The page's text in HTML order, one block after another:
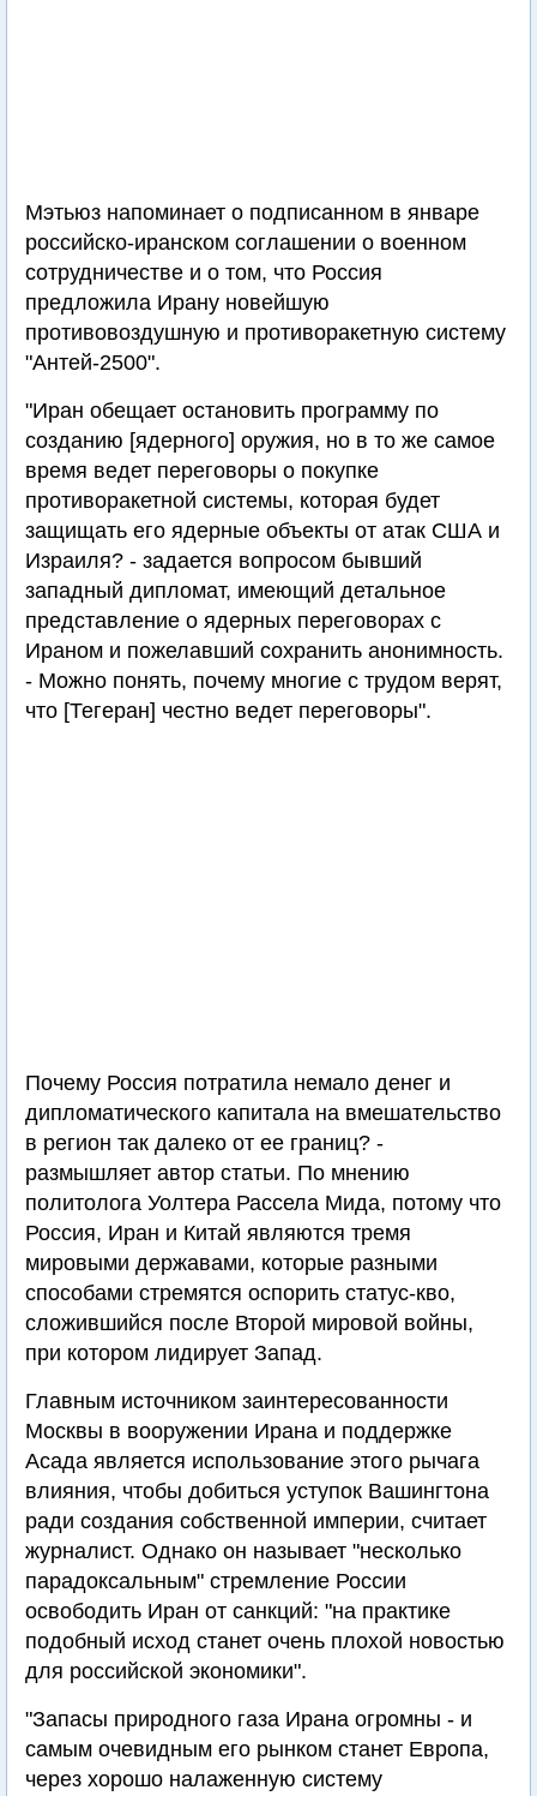
Мэтьюз напоминает о подписанном в январе
российско-иранском соглашении о военном
сотрудничестве и о том, что Россия
предложила Ирану новейшую
противовоздушную и противоракетную систему
"Антей-2500".
"Иран обещает остановить программу по
созданию [ядерного] оружия, но в то же самое
время ведет переговоры о покупке
противоракетной системы, которая будет
защищать его ядерные объекты от атак США и
Израиля? - задается вопросом бывший
западный дипломат, имеющий детальное
представление о ядерных переговорах с
Ираном и пожелавший сохранить анонимность.
- Можно понять, почему многие с трудом верят,
что [Тегеран] честно ведет переговоры".
Почему Россия потратила немало денег и
дипломатического капитала на вмешательство
в регион так далеко от ее границ? -
размышляет автор статьи. По мнению
политолога Уолтера Рассела Мида, потому что
Россия, Иран и Китай являются тремя
мировыми державами, которые разными
способами стремятся оспорить статус-кво,
сложившийся после Второй мировой войны,
при котором лидирует Запад.
Главным источником заинтересованности
Москвы в вооружении Ирана и поддержке
Асада является использование этого рычага
влияния, чтобы добиться уступок Вашингтона
ради создания собственной империи, считает
журналист. Однако он называет "несколько
парадоксальным" стремление России
освободить Иран от санкций: "на практике
подобный исход станет очень плохой новостью
для российской экономики".
"Запасы природного газа Ирана огромны - и
самым очевидным его рынком станет Европа,
через хорошо налаженную систему